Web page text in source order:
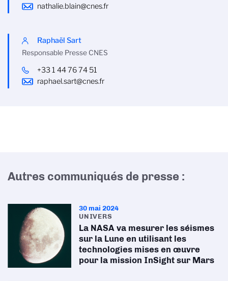
nathalie.blain@cnes.fr
Raphaël Sart
Responsable Presse CNES
+33 1 44 76 74 51
raphael.sart@cnes.fr
Autres communiqués de presse :
30 mai 2024
UNIVERS
La NASA va mesurer les séismes
sur la Lune en utilisant les
technologies mises en œuvre
pour la mission InSight sur Mars